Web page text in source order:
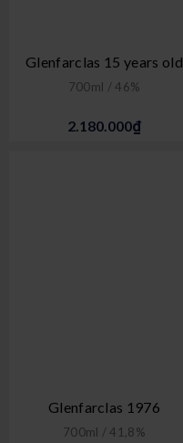
Glenfarclas 15 years old
700ml / 46%
2.180.000₫
Glenfarclas 1976
700ml / 41,8%